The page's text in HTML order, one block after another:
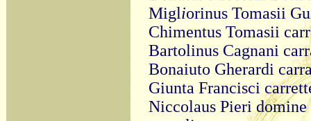
Migliorinus Tomasii
Chimentus Tomasii
Bartolinus Cagnani
Bonaiuto Gherardi
Giunta Francisci
Niccolaus Pieri domine